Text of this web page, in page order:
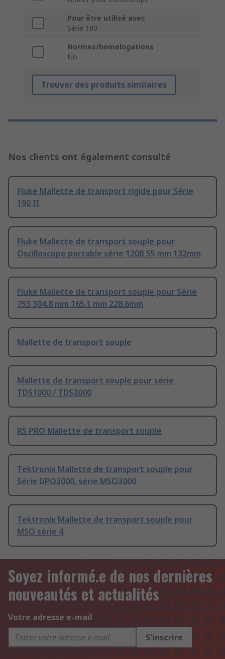
Pour être utilisé avec
Série 190
Normes/homologations
No
Trouver des produits similaires
Nos clients ont également consulté
Fluke Mallette de transport rigide pour Série
190 II
Fluke Mallette de transport souple pour
Oscilloscope portable série 120B 55 mm 132mm
Fluke Mallette de transport souple pour Série
753 304.8 mm 165.1 mm 228.6mm
Mallette de transport souple
Mallette de transport souple pour série
TDS1000 / TDS2000
RS PRO Mallette de transport souple
Tektronix Mallette de transport souple pour
Série DPO3000, série MSO3000
Tektronix Mallette de transport souple pour
MSO série 4
Soyez informé.e de nos dernières
nouveautés et actualités
Votre adresse e-mail
S'inscrire